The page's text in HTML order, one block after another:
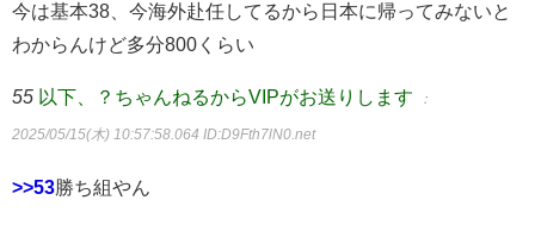
今は基本38、今海外赴任してるから日本に帰ってみないと
わからんけど多分800くらい
55 以下、？ちゃんねるからVIPがお送りします ：
2025/05/15(木) 10:57:58.064 ID:D9Fth7lN0.net
>>53勝ち組やん